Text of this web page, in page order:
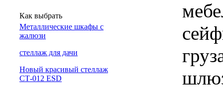
Как выбрать
Металлические шкафы с
жалюзи
cтеллаж для дачи
Новый красивый стеллаж
СТ-012 ESD